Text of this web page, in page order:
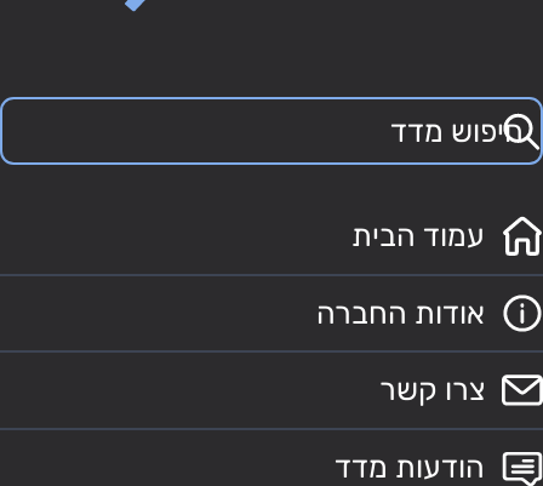
עמוד הבית
אודות החברה
צרו קשר
הודעות מדד